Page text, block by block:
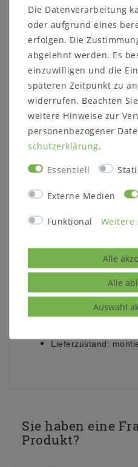
das minimalistische
Diese Kommode fügt sich
verschiedene
Funktionalität mit
Beschreibung:
3 große Schubladen
mit Push-to-Open-
stabverleimt
Oberfläche:natur
Breite 88 cm
Höhe 100 cm
Tiefe 42 cm
Lieferzustand:
Sie haben eine
Produkt?
Die Datenverarbeitung
oder aufgrund eines
erfolgen. Die
abgelehnt werden. Es
einzuwilligen und die
späteren Zeitpunkt zu
widerrufen. Beachten
weitere Hinweise zur
personenbezogener
schutz­erklärung.
Essenziell
Externe Medien
Funktional Weitere
Alle
Alle
Auswahl